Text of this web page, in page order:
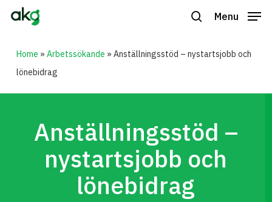
Skip
Menu
Home » Arbetssökande » Anställningsstöd – nystartsjobb och
lönebidrag
Anställningsstöd –
nystartsjobb och
lönebidrag
Menu